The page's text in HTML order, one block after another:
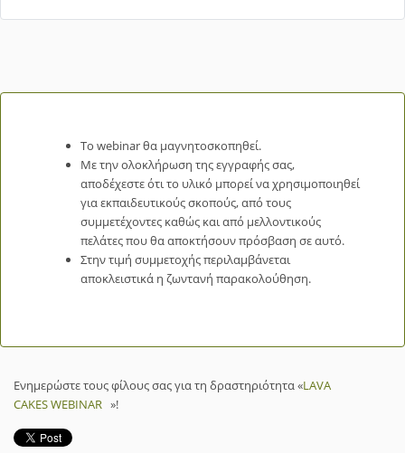
Το webinar θα μαγνητοσκοπηθεί.
Με την ολοκλήρωση της εγγραφής σας,
αποδέχεστε ότι το υλικό μπορεί να χρησιμοποιηθεί
για εκπαιδευτικούς σκοπούς, από τους
συμμετέχοντες καθώς και από μελλοντικούς
πελάτες που θα αποκτήσουν πρόσβαση σε αυτό.
Στην τιμή συμμετοχής περιλαμβάνεται
αποκλειστικά η ζωντανή παρακολούθηση.
Ενημερώστε τους φίλους σας για τη δραστηριότητα «LAVA
CAKES WEBINAR »!